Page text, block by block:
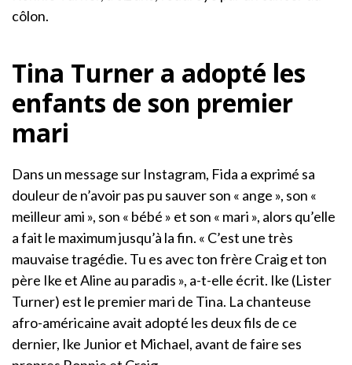
côlon.
Tina Turner a adopté les
enfants de son premier
mari
Dans un message sur Instagram, Fida a exprimé sa
douleur de n’avoir pas pu sauver son « ange », son «
meilleur ami », son « bébé » et son « mari », alors qu’elle
a fait le maximum jusqu’à la fin. « C’est une très
mauvaise tragédie. Tu es avec ton frère Craig et ton
père Ike et Aline au paradis », a-t-elle écrit. Ike (Lister
Turner) est le premier mari de Tina. La chanteuse
afro-américaine avait adopté les deux fils de ce
dernier, Ike Junior et Michael, avant de faire ses